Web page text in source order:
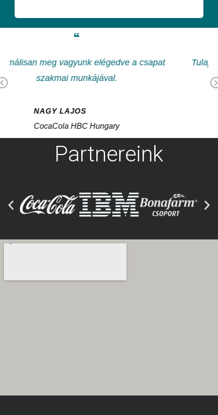
Previous
csapat
Tulajdonképpen ti vagytok a mi
igazgatóságunk.
Food Universum
Partnereink